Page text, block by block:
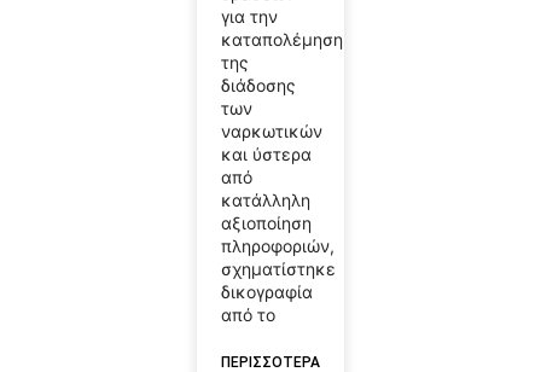
για την
καταπολέμηση
της
διάδοσης
των
ναρκωτικών
και ύστερα
από
κατάλληλη
αξιοποίηση
πληροφοριών,
σχηματίστηκε
δικογραφία
από το
ΠΕΡΙΣΣΟΤΕΡΑ